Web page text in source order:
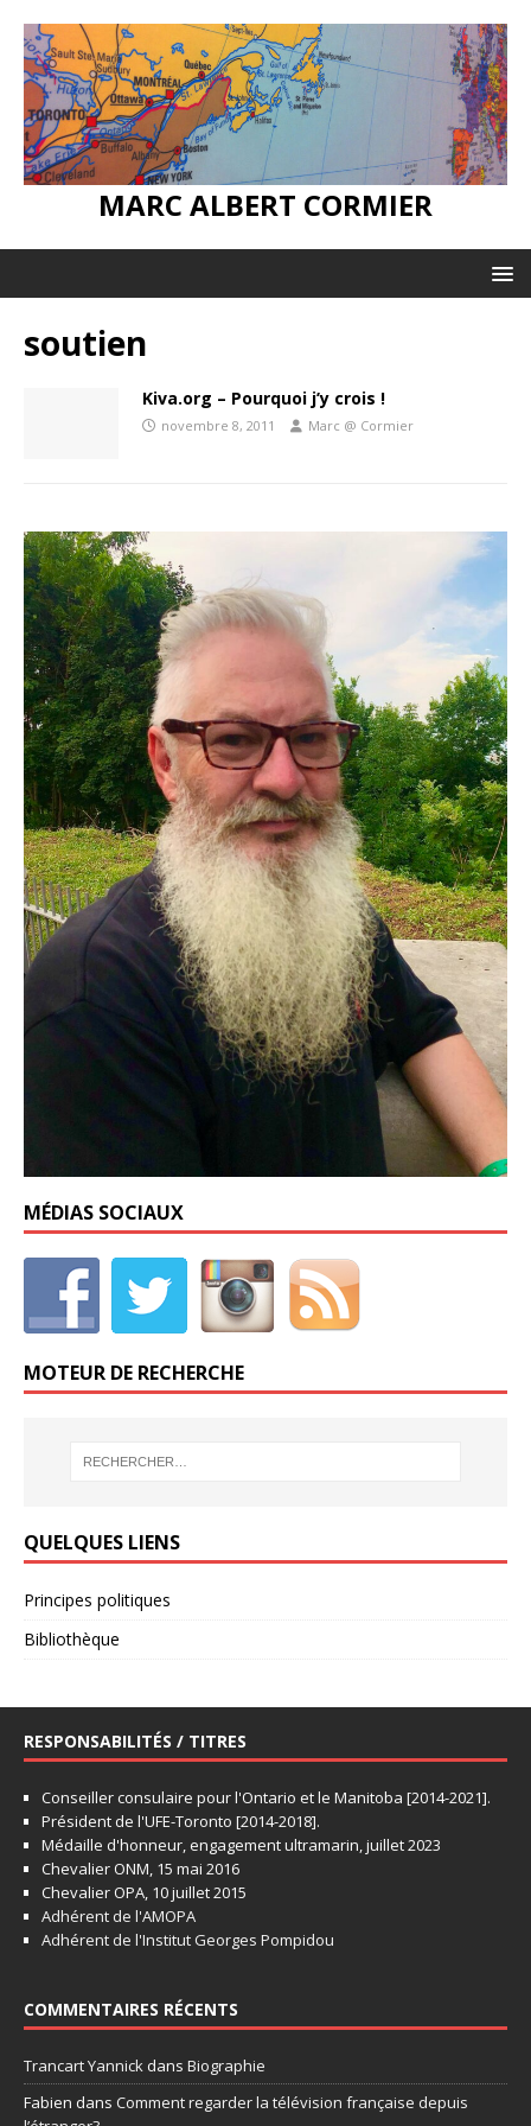
MARC ALBERT CORMIER
soutien
Kiva.org – Pourquoi j’y crois !
novembre 8, 2011 Marc @ Cormier
MÉDIAS SOCIAUX
MOTEUR DE RECHERCHE
QUELQUES LIENS
Principes politiques
Bibliothèque
RESPONSABILITÉS / TITRES
Conseiller consulaire pour l'Ontario et le Manitoba [2014-2021].
Président de l'UFE-Toronto [2014-2018].
Médaille d'honneur, engagement ultramarin, juillet 2023
Chevalier ONM, 15 mai 2016
Chevalier OPA, 10 juillet 2015
Adhérent de l'AMOPA
Adhérent de l'Institut Georges Pompidou
COMMENTAIRES RÉCENTS
Trancart Yannick dans Biographie
Fabien dans Comment regarder la télévision française depuis